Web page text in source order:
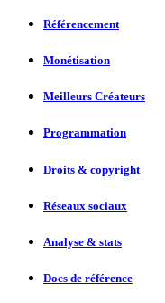
Référencement
Monétisation
Meilleurs Créateurs
Programmation
Droits & copyright
Réseaux sociaux
Analyse & stats
Docs de référence